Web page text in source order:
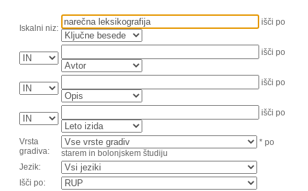
Iskalni niz:
išči po
išči po
išči po
išči po
Vrsta
gradiva:
* po
starem in bolonjskem študiju
Jezik:
Išči po: